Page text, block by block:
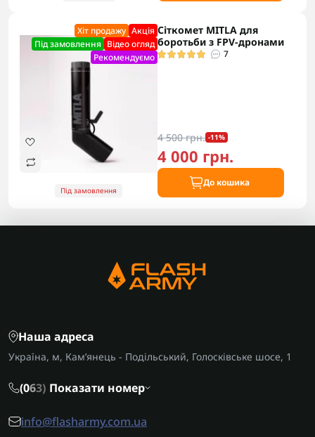
Хіт продажу Акцiя
Під замовлення Відео огляд
Рекомендуємо
Під замовлення
Сіткомет MITLA для
боротьби з FPV-дронами
7
4 500 грн. -11%
4 000 грн.
До кошика
Наша адреса
Україна, м, Кам’янець - Подільський, Голосківське шосе, 1
(063) Показати номер
info@flasharmy.com.ua